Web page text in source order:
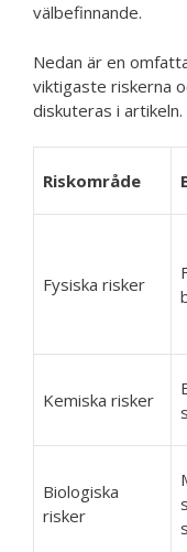
välbefinnande.
Nedan är en
viktigaste riskerna
diskuteras i artikeln.
Riskområde
Fysiska risker
Kemiska risker
Biologiska
risker